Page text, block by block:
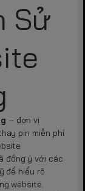
Sử
– đơn vị
pin miễn phí
đồng ý với các
để hiểu rõ
website.